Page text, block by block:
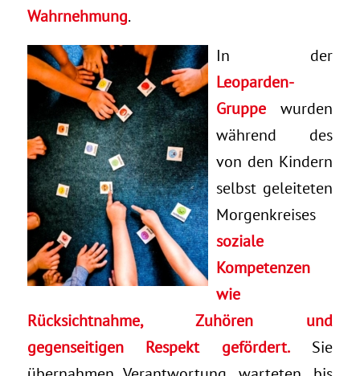
Wahrnehmung.
In der
Leoparden-
Gruppewurden
während des
von den Kindern
selbst geleiteten
Morgenkreises
soziale
Kompetenzen
wie
Rücksichtnahme, Zuhören und
gegenseitigen Respekt gefördert.Sie